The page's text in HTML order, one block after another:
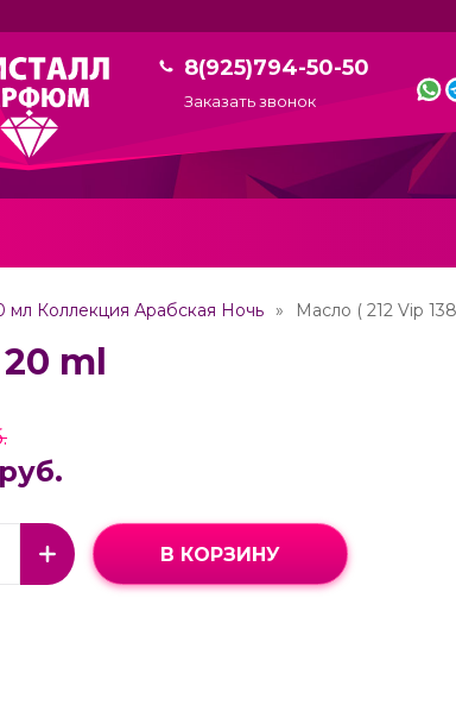
8(925)794-50-50
Заказать звонок
мл Коллекция Арабская Ночь Масло ( 212 Vip
ml
В КОРЗИНУ